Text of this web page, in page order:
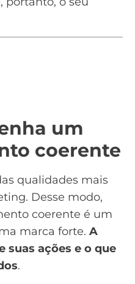
um
coerente
qualidades mais
Desse modo,
coerente é um
marca forte. A
suas ações e o que
.